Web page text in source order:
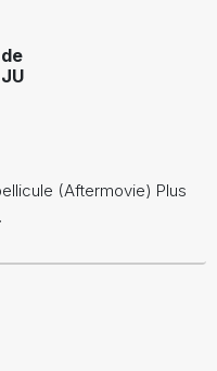
(Aftermovie) Plus